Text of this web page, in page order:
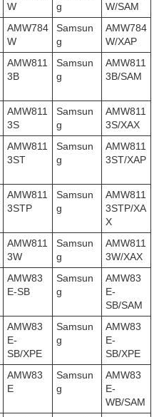
W
g
W/SAM
AMW784
W
Samsun
g
AMW784
W/XAP
AMW811
3B
Samsun
g
AMW811
3B/SAM
AMW811
3S
Samsun
g
AMW811
3S/XAX
AMW811
3ST
Samsun
g
AMW811
3ST/XAP
AMW811
3STP
Samsun
g
AMW811
3STP/XA
X
AMW811
3W
Samsun
g
AMW811
3W/XAX
AMW83
E-SB
Samsun
g
AMW83
E-
SB/SAM
AMW83
E-
SB/XPE
Samsun
g
AMW83
E-
SB/XPE
AMW83
E
Samsun
g
AMW83
E-
WB/SAM